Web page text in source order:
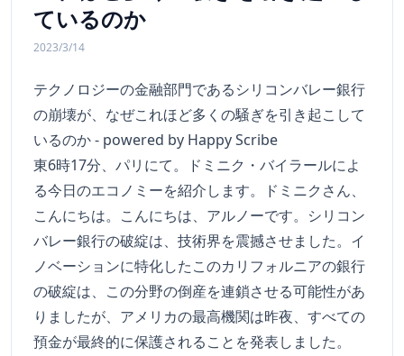
ているのか
2023/3/14
テクノロジーの金融部門であるシリコンバレー銀行
の崩壊が、なぜこれほど多くの騒ぎを引き起こして
いるのか - powered by Happy Scribe
東6時17分、パリにて。ドミニク・バイラールによ
る今日のエコノミーを紹介します。ドミニクさん、
こんにちは。こんにちは、アルノーです。シリコン
バレー銀行の破綻は、技術界を震撼させました。イ
ノベーションに特化したこのカリフォルニアの銀行
の破綻は、この分野の倒産を連鎖させる可能性があ
りましたが、アメリカの最高機関は昨夜、すべての
預金が最終的に保護されることを発表しました。